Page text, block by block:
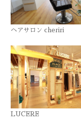
ヘアサロン cheriri
LUCERE